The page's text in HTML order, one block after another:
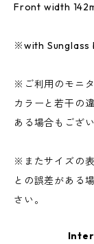
Front width
※with Sunglass
※ご利用のモニ
カラーと若干の
ある場合もござ
※またサイズの
との誤差がある
さい。